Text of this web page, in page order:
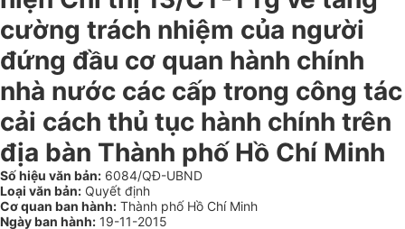
cường trách nhiệm của người
đứng đầu cơ quan hành chính
nhà nước các cấp trong công tác
cải cách thủ tục hành chính trên
địa bàn Thành phố Hồ Chí Minh
Số hiệu văn bản: 6084/QĐ-UBND
Loại văn bản: Quyết định
Cơ quan ban hành: Thành phố Hồ Chí Minh
Ngày ban hành: 19-11-2015